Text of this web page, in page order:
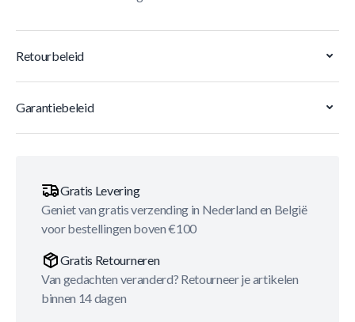
Retourbeleid
Garantiebeleid
Gratis Levering
Geniet van gratis verzending in Nederland en België
voor bestellingen boven €100
Gratis Retourneren
Van gedachten veranderd? Retourneer je artikelen
binnen 14 dagen